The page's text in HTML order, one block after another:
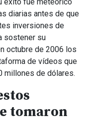
diarias antes de que
inversiones de
sostener su
octubre de 2006 los
de vídeos que
millones de dólares.
tomaron